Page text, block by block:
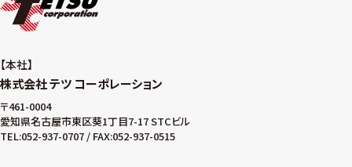
本社
株式会社 テツ コーポレーション
〒461-0004
愛知県名古屋市東区葵1丁目7-17 STCビル
TEL:052-937-0707 / FAX:052-937-0515